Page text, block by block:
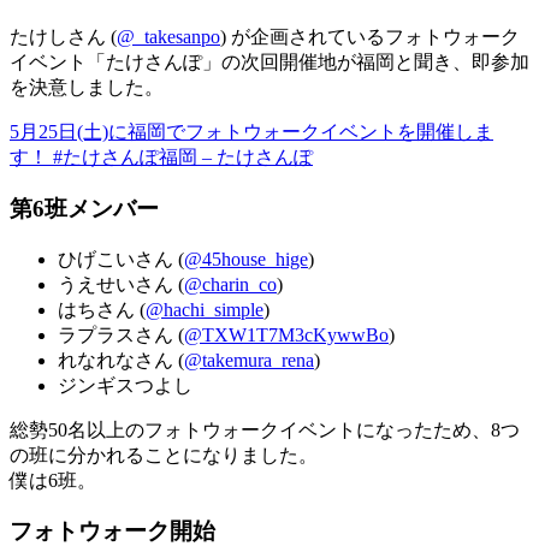
たけしさん (@_takesanpo) が企画されているフォトウォーク
イベント「たけさんぽ」の次回開催地が福岡と聞き、即参加
を決意しました。
5月25日(土)に福岡でフォトウォークイベントを開催しま
す！ #たけさんぽ福岡 – たけさんぽ
第6班メンバー
ひげこいさん (@45house_hige)
うえせいさん (@charin_co)
はちさん (@hachi_simple)
ラプラスさん (@TXW1T7M3cKywwBo)
れなれなさん (@takemura_rena)
ジンギスつよし
総勢50名以上のフォトウォークイベントになったため、8つ
の班に分かれることになりました。
僕は6班。
フォトウォーク開始